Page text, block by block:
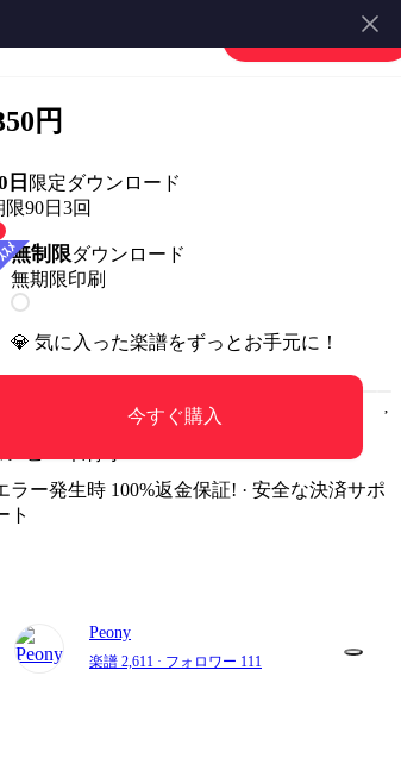
会員登録・ログイン
円
日 限定ダウンロード
限90日 3回
無制限ダウンロード
無期限印刷
💎 気に入った楽譜をずっとお手元に！
今すぐ購入
ンビニ印刷可
ラー発生時 100%返金保証! · 安全な決済サポ
ト
Peony
楽譜 2,611 · フォロワー 111